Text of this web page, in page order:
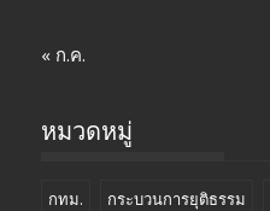
« ก.ค.
หมวดหมู่
กทม. กระบวนการยุติธรรม